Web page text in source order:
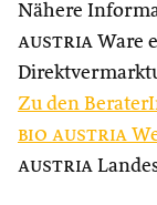
Nähere
austria Ware
Zuden
bio austria
austria